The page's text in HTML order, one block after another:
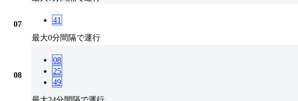
07 41
最大0分間隔で運行
08
08
25
49